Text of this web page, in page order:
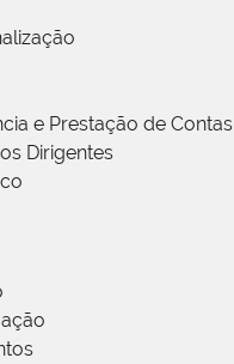
e Prestação de Contas
Dirigentes